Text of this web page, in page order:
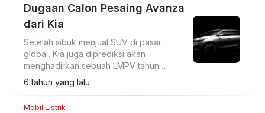
Dugaan Calon Pesaing Avanza
dari Kia
Setelah sibuk menjual SUV di pasar
global, Kia juga diprediksi akan
menghadirkan sebuah LMPV tahun
mendatang.
6 tahun yang lalu
Mobil Listrik